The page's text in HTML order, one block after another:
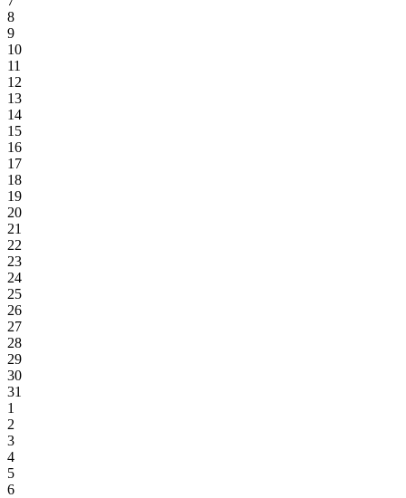
8
9
10
11
12
13
14
15
16
17
18
19
20
21
22
23
24
25
26
27
28
29
30
31
1
2
3
4
5
6